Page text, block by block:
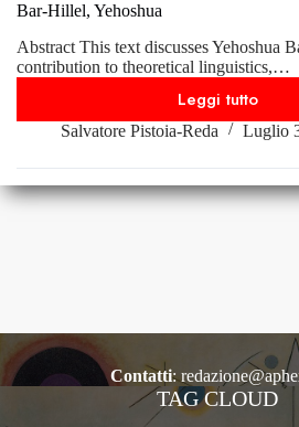
Bar-Hillel, Yehoshua
Abstract This text discusses Yehoshua
contribution to theoretical linguistics,…
Leggi tutto
Bar-
Hillel,
Salvatore Pistoia-Reda Luglio
Contatti:
TAG CLOUD